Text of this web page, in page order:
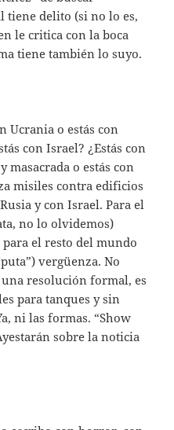
tiene delito (si no lo es,
le critica con la boca
tiene también lo suyo.
Ucrania o estás con
con Israel? ¿Estás con
o estás con
misiles contra edificios
y con Israel. Para el
no lo olvidemos)
el resto del mundo
vergüenza. No
resolución formal, es
para tanques y sin
ni las formas. “Show
sobre la noticia